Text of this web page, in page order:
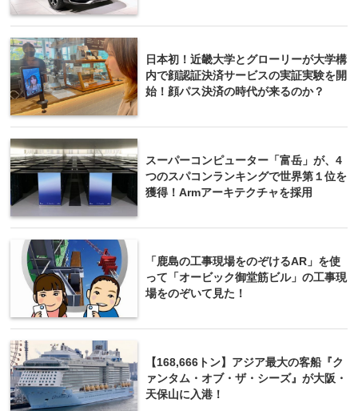
日本初！近畿大学とグローリーが大学構
内で顔認証決済サービスの実証実験を開
始！顔パス決済の時代が来るのか？
スーパーコンピューター「富岳」が、4
つのスパコンランキングで世界第１位を
獲得！Armアーキテクチャを採用
「鹿島の工事現場をのぞけるAR」を使
って「オービック御堂筋ビル」の工事現
場をのぞいて見た！
【168,666トン】アジア最大の客船『ク
ァンタム・オブ・ザ・シーズ』が大阪・
天保山に入港！